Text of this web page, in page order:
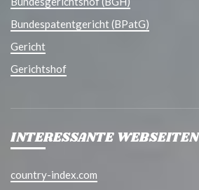
Bundespatentgericht (BPatG)
Gericht
Gerichtshof
INTERESSANTE WEBSEITEN
country-index.com